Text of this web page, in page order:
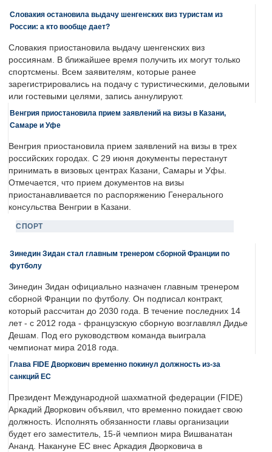
Словакия остановила выдачу шенгенских виз туристам из
России: а кто вообще дает?
Словакия приостановила выдачу шенгенских виз
россиянам. В ближайшее время получить их могут только
спортсмены. Всем заявителям, которые ранее
зарегистрировались на подачу с туристическими, деловыми
или гостевыми целями, запись аннулируют.
Венгрия приостановила прием заявлений на визы в Казани,
Самаре и Уфе
Венгрия приостановила прием заявлений на визы в трех
российских городах. С 29 июня документы перестанут
принимать в визовых центрах Казани, Самары и Уфы.
Отмечается, что прием документов на визы
приостанавливается по распоряжению Генерального
консульства Венгрии в Казани.
СПОРТ
Зинедин Зидан стал главным тренером сборной Франции по
футболу
Зинедин Зидан официально назначен главным тренером
сборной Франции по футболу. Он подписал контракт,
который рассчитан до 2030 года. В течение последних 14
лет - с 2012 года - французскую сборную возглавлял Дидье
Дешам. Под его руководством команда выиграла
чемпионат мира 2018 года.
Глава FIDE Дворкович временно покинул должность из-за
санкций ЕС
Президент Международной шахматной федерации (FIDE)
Аркадий Дворкович объявил, что временно покидает свою
должность. Исполнять обязанности главы организации
будет его заместитель, 15-й чемпион мира Вишванатан
Ананд. Накануне ЕС внес Аркадия Дворковича в